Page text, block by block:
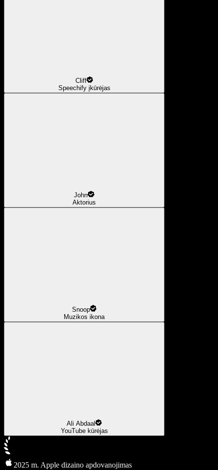
Cliff
Speechify įkūrėjas
John
Aktorius
Snoop
Muzikos ikona
Ali Abdaal
YouTube kūrėjas
2025 m. Apple dizaino apdovanojimas